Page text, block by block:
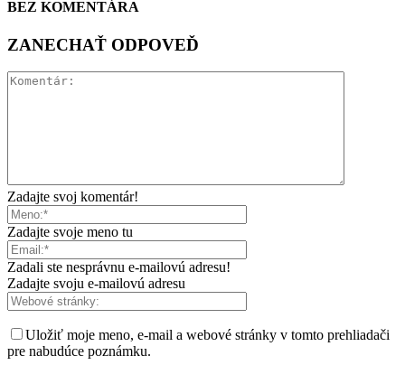
BEZ KOMENTÁRA
ZANECHAŤ ODPOVEĎ
Zadajte svoj komentár!
Zadajte svoje meno tu
Zadali ste nesprávnu e-mailovú adresu!
Zadajte svoju e-mailovú adresu
Uložiť moje meno, e-mail a webové stránky v tomto prehliadači
pre nabudúce poznámku.